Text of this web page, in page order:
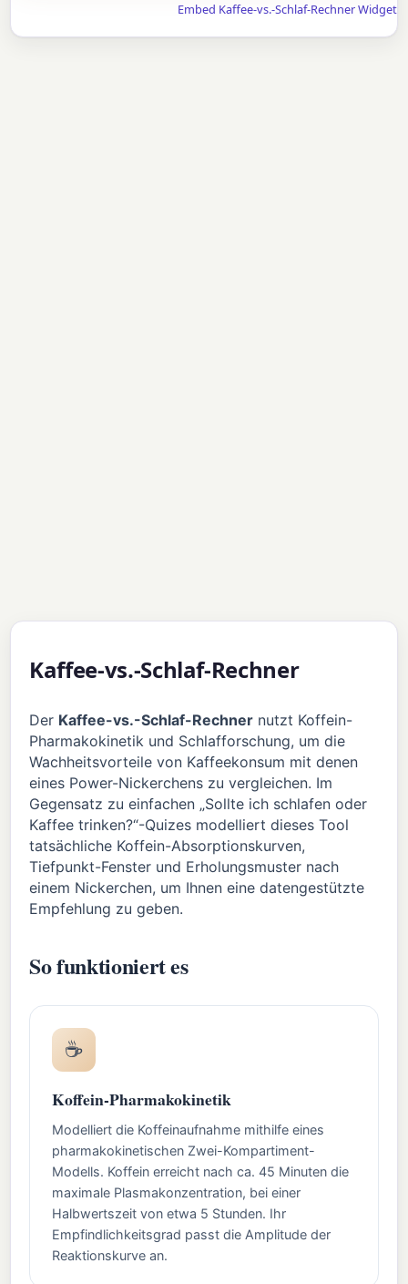
Embed Kaffee-vs.-Schlaf-Rechner Widget
Kaffee-vs.-Schlaf-Rechner
Der Kaffee-vs.-Schlaf-Rechner nutzt Koffein-
Pharmakokinetik und Schlafforschung, um die
Wachheitsvorteile von Kaffeekonsum mit denen
eines Power-Nickerchens zu vergleichen. Im
Gegensatz zu einfachen „Sollte ich schlafen oder
Kaffee trinken?“-Quizes modelliert dieses Tool
tatsächliche Koffein-Absorptionskurven,
Tiefpunkt-Fenster und Erholungsmuster nach
einem Nickerchen, um Ihnen eine datengestützte
Empfehlung zu geben.
So funktioniert es
☕
Koffein-Pharmakokinetik
Modelliert die Koffeinaufnahme mithilfe eines
pharmakokinetischen Zwei-Kompartiment-
Modells. Koffein erreicht nach ca. 45 Minuten die
maximale Plasmakonzentration, bei einer
Halbwertszeit von etwa 5 Stunden. Ihr
Empfindlichkeitsgrad passt die Amplitude der
Reaktionskurve an.